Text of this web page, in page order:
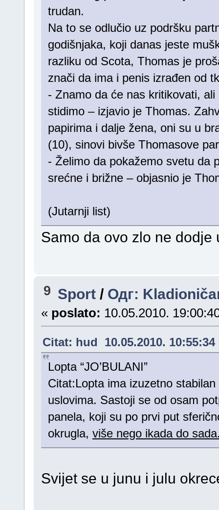
trudan.
Na to se odlučio uz podršku
godišnjaka, koji danas jeste
razliku od Scota, Thomas je
znači da ima i penis izrađen od
- Znamo da će nas kritikovati,
stidimo – izjavio je Thomas.
papirima i dalje žena, oni su u
(10), sinovi bivše Thomasove
- Želimo da pokažemo svetu da
srećne i brižne – objasnio je
(Jutarnji list)
Samo da ovo zlo ne
9 Sport / Одг:
« poslato: 10.05.2010.
Citat: hud 10.05.2010. 10:55:34
Lopta “JO’BULANI”
Citat:Lopta ima izuzetno
uslovima. Sastoji se od osam
panela, koji su po prvi put
okrugla, više nego ikada do
Svijet se u junu i julu